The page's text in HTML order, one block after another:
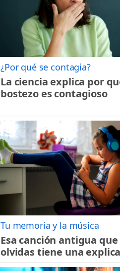
¿Por qué se contagia?
La ciencia explica por
bostezo es contagioso
Tu memoria y la música
Esa canción antigua
olvidas tiene una